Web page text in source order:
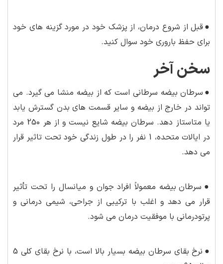
●قبل از شروع درمان، از پزشک خود در مورد گزینه های خود
برای حفظ باروری خود سوال کنید.
سخن آخر
● سرطان بیضه سرطانی است که از بیضه منشا می گیرد. می
تواند در خارج از بیضه و سایر قسمت های بدن گسترش یابد
یا متاستاز دهد. سرطان بیضه شایع نیست و از هر 250 مرد
در ایالات متحده، 1 نفر را در طول زندگی خود تحت تاثیر قرار
می دهد.
● سرطان بیضه معمولاً افراد جوان و میانسال را تحت تأثیر
قرار می دهد و اغلب با ترکیبی از جراحی، شیمی درمانی و
پرتودرمانی با موفقیت درمان می شود.
●
نرخ بقای سرطان بیضه بسیار بالا است، با نرخ بقای کلی 5